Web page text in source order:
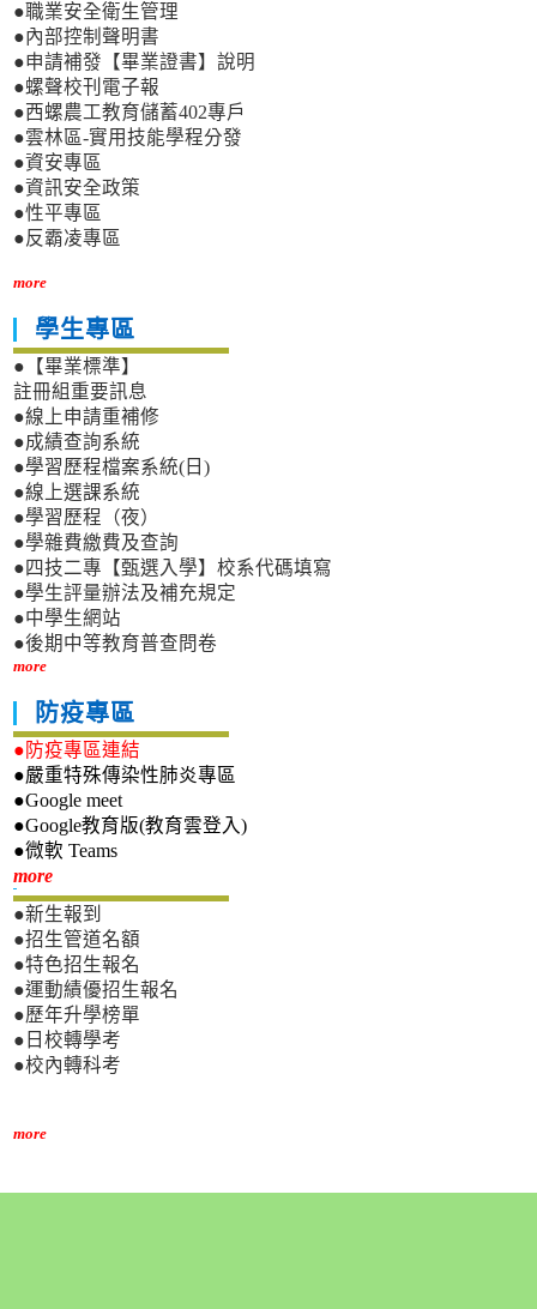
●職業安全衛生管理
●內部控制聲明書
●申請補發【畢業證書】說明
●螺聲校刊電子報
●西螺農工教育儲蓄402專戶
●雲林區-實用技能學程分發
●資安專區
●資訊安全政策
●性平專區
●反霸凌專區
more
學生專區
●【畢業標準】
註冊組重要訊息
●線上申請重補修
●成績查詢系統
●學習歷程檔案系統(日)
●線上選課系統
●學習歷程（夜）
●學雜費繳費及查詢
●四技二專【甄選入學】校系代碼填寫
●學生評量辦法及補充規定
●中學生網站
●後期中等教育普查問卷
more
防疫專區
●防疫專區連結
●嚴重特殊傳染性肺炎專區
●Google meet
●Google教育版(教育雲登入)
●微軟 Teams
more新生專區
●新生報到
●招生管道名額
●特色招生報名
●運動績優招生報名
●歷年升學榜單
●日校轉學考
●校內轉科考
more